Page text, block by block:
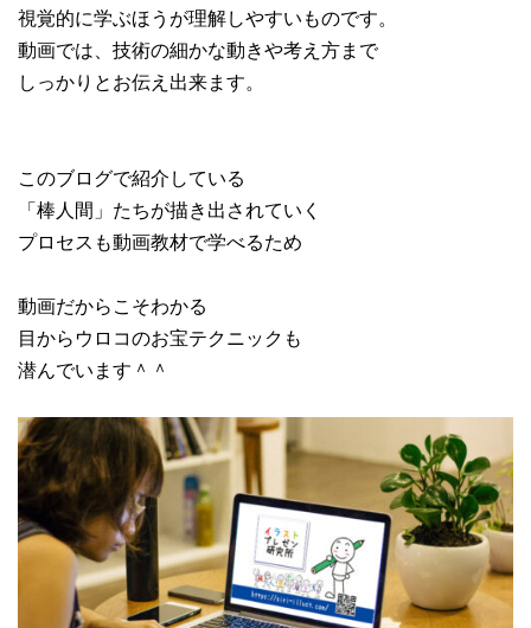
視覚的に学ぶほうが理解しやすいものです。
動画では、技術の細かな動きや考え方まで
しっかりとお伝え出来ます。
このブログで紹介している
「棒人間」たちが描き出されていく
プロセスも動画教材で学べるため
動画だからこそわかる
目からウロコのお宝テクニックも
潜んでいます＾＾